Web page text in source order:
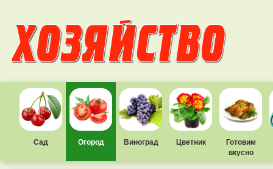
Сад Огород Виноград Цветник
Готовим
вкусно